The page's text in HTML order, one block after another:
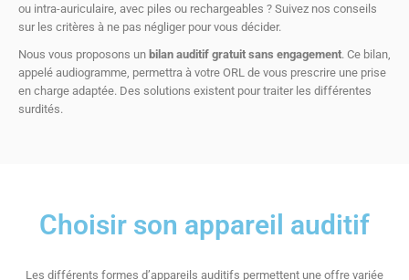
ou intra-auriculaire, avec piles ou rechargeables ? Suivez nos conseils
sur les critères à ne pas négliger pour vous décider.
Nous vous proposons un bilan auditif gratuit sans engagement. Ce bilan,
appelé audiogramme, permettra à votre ORL de vous prescrire une prise
en charge adaptée. Des solutions existent pour traiter les différentes
surdités.
Choisir son appareil auditif
Les différents formes d’appareils auditifs permettent une offre variée